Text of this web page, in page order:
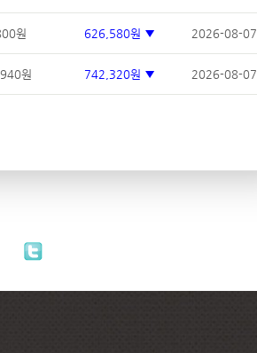
원 626,580원 ▼ 2026-08-07
원 742,320원 ▼ 2026-08-07